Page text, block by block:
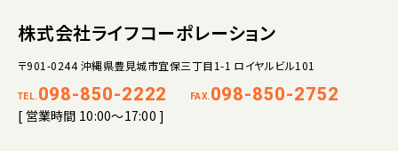
株式会社ライフコーポレーション
〒901-0244 沖縄県豊見城市宜保三丁目1-1 ロイヤルビル101
TEL. 098-850-2222 FAX. 098-850-2752
[ 営業時間 10:00～17:00 ]